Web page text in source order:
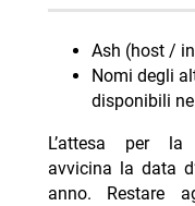
Ash (host /
Nomi degli
disponibili
L’attesa per
avvicina la data
anno. Restare